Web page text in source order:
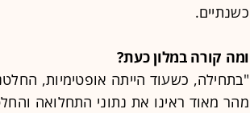
כשנתיים.
ומה קורה במלון כעת?
מהר מאוד ראינו את נתוני התחלואה